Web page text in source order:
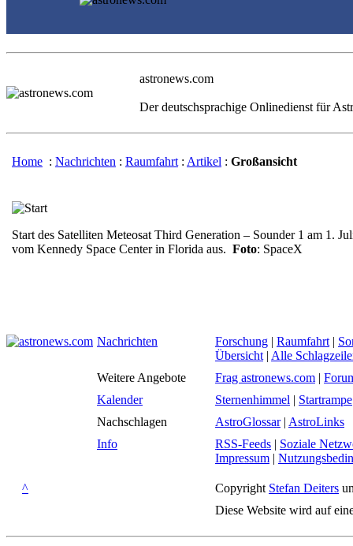
astronews.com
Der deutschsprachige Onlinedienst für
Home : Nachrichten : Raumfahrt : Artikel : Großansicht
Start des Satelliten Meteosat Third Generation – Sounder 1 am 1.
vom Kennedy Space Center in Florida aus. Foto: SpaceX
Nachrichten Forschung | Raumfahrt |
Übersicht | Alle
Weitere Angebote
Frag astronews.com |
Kalender
Sternenhimmel | Startrampe
Nachschlagen
AstroGlossar| AstroLinks
Info
RSS-Feeds | Soziale
Impressum |
^ Copyright Stefan Deiters
Diese Website wird auf